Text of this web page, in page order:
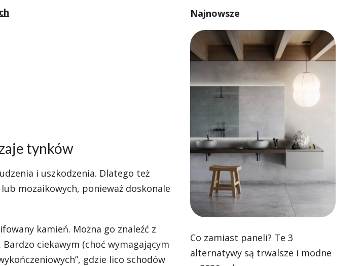
tynków
i uszkodzenia. Dlatego też
mozaikowych, ponieważ doskonale
kamień. Można go znaleźć z
ciekawym (choć wymagającym
gdzie lico schodów
Najnowsze
Co zamiast paneli? Te 3
alternatywy są trwalsze i modne